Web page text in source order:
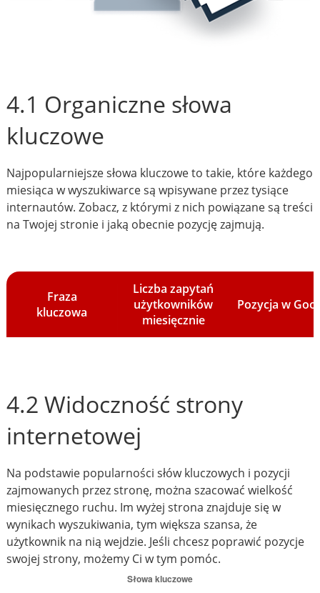
4.1 Organiczne słowa
kluczowe
Najpopularniejsze słowa kluczowe to takie, które każdego
miesiąca w wyszukiwarce są wpisywane przez tysiące
internautów. Zobacz, z którymi z nich powiązane są treści
na Twojej stronie i jaką obecnie pozycję zajmują.
Fraza
kluczowa
Liczba zapytań
użytkowników
miesięcznie
Pozycja w
4.2 Widoczność strony
internetowej
Na podstawie popularności słów kluczowych i pozycji
zajmowanych przez stronę, można szacować wielkość
miesięcznego ruchu. Im wyżej strona znajduje się w
wynikach wyszukiwania, tym większa szansa, że
użytkownik na nią wejdzie. Jeśli chcesz poprawić pozycje
swojej strony, możemy Ci w tym pomóc.